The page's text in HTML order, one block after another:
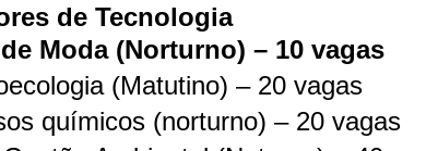
de Tecnologia
Moda (Norturno) – 10 vagas
(Matutino) – 20 vagas
químicos (norturno) – 20 vagas